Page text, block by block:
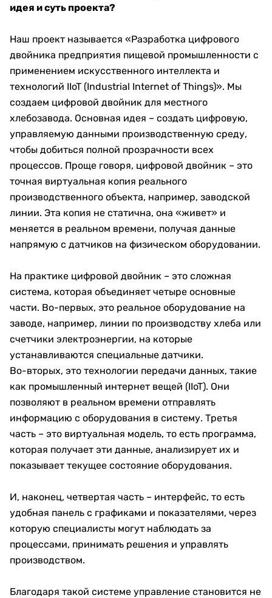
идея и суть проекта?
Наш проект называется «Разработка цифрового
двойника предприятия пищевой промышленности с
применением искусственного интеллекта и
технологий IIoT (Industrial Internet of Things)». Мы
создаем цифровой двойник для местного
хлебозавода. Основная идея – создать цифровую,
управляемую данными производственную среду,
чтобы добиться полной прозрачности всех
процессов. Проще говоря, цифровой двойник – это
точная виртуальная копия реального
производственного объекта, например, заводской
линии. Эта копия не статична, она «живет» и
меняется в реальном времени, получая данные
напрямую с датчиков на физическом оборудовании.
На практике цифровой двойник – это сложная
система, которая объединяет четыре основные
части. Во-первых, это реальное оборудование на
заводе, например, линии по производству хлеба или
счетчики электроэнергии, на которые
устанавливаются специальные датчики.
Во-вторых, это технологии передачи данных, такие
как промышленный интернет вещей (IIoT). Они
позволяют в реальном времени отправлять
информацию с оборудования в систему. Третья
часть – это виртуальная модель, то есть программа,
которая получает эти данные, анализирует их и
показывает текущее состояние оборудования.
И, наконец, четвертая часть – интерфейс, то есть
удобная панель с графиками и показателями, через
которую специалисты могут наблюдать за
процессами, принимать решения и управлять
производством.
Благодаря такой системе управление становится не